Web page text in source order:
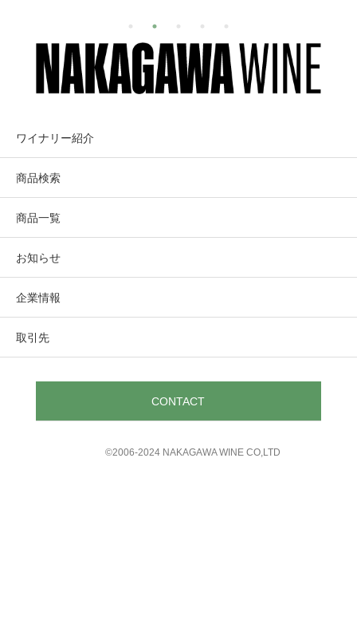
ワイナリー紹介
商品検索
商品一覧
お知らせ
企業情報
取引先
CONTACT
©︎2006-2024 NAKAGAWA WINE CO,LTD